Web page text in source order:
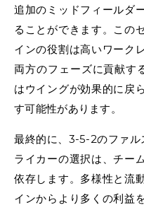
追加のミッドフィールダ
ることができます。この
インの役割は高いワーク
両方のフェーズに貢献す
はウイングが効果的に戻
す可能性があります。
最終的に、3-5-2のファ
ライカーの選択は、チー
依存します。多様性と流
インからより多くの利益